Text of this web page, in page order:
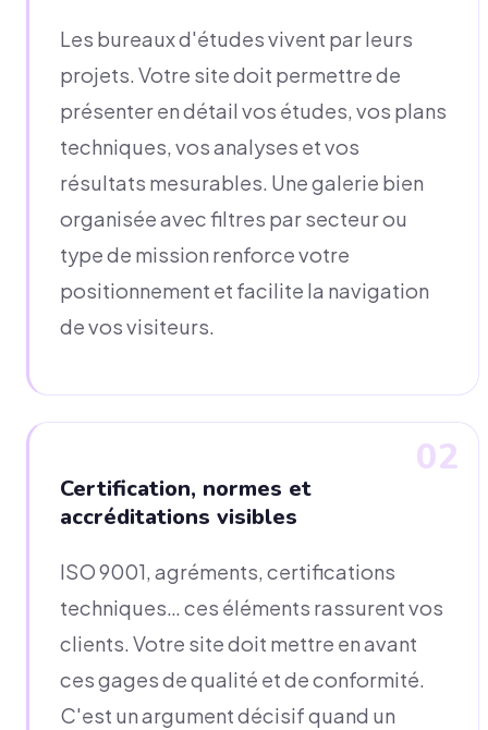
Les bureaux d'études vivent par leurs
projets. Votre site doit permettre de
présenter en détail vos études, vos plans
techniques, vos analyses et vos
résultats mesurables. Une galerie bien
organisée avec filtres par secteur ou
type de mission renforce votre
positionnement et facilite la navigation
de vos visiteurs.
02
Certification, normes et
accréditations visibles
ISO 9001, agréments, certifications
techniques… ces éléments rassurent vos
clients. Votre site doit mettre en avant
ces gages de qualité et de conformité.
C'est un argument décisif quand un